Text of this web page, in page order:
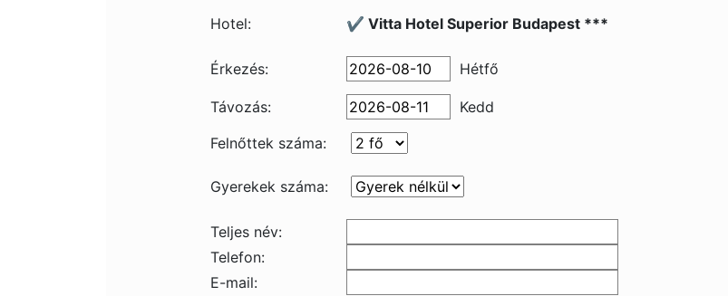
Hotel: ✔️ Vitta Hotel Superior Budapest ***
Érkezés: Hétfő
Távozás:
Kedd
Felnőttek száma:
Gyerekek száma:
Teljes név:
Telefon:
E-mail: